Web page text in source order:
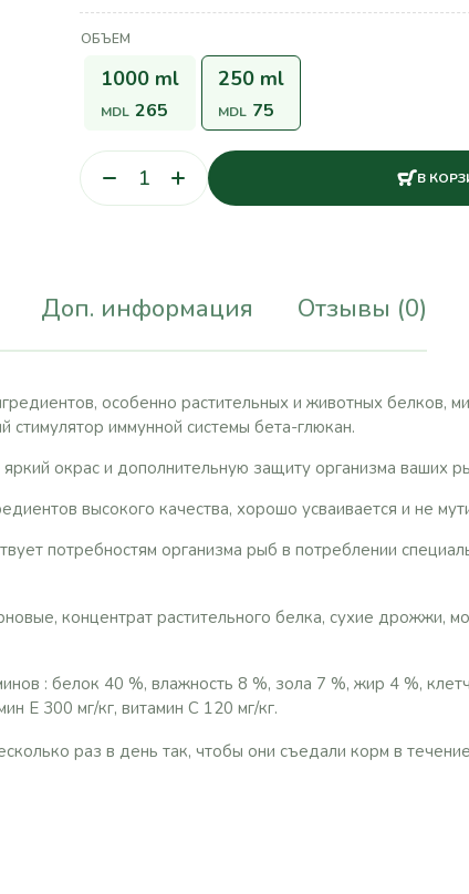
ОБЪЕМ
1000 ml
MDL 265
250 ml
MDL 75
В
Доп. информация Отзывы (0)
особенно растительных и животных белков,
иммунной системы бета-глюкан.
окрас и дополнительную защиту организма ваших
высокого качества, хорошо усваивается и не
потребностям организма рыб в потреблении
концентрат растительного белка, сухие дрожжи,
: белок 40 %, влажность 8 %, зола 7 %, жир 4 %,
Е 300 мг/кг, витамин С 120 мг/кг.
раз в день так, чтобы они съедали корм в